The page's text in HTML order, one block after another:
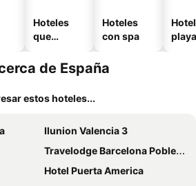
Hoteles
que
mascotas
Hoteles
con spa
playa
de España
estos hoteles...
Ilunion Valencia 3
Travelodge Barcelona Poblenou
Hotel Puerta America